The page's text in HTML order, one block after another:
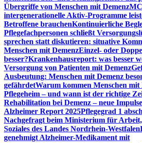
Übergriffe von Menschen mit Demenz
intergenerationelle Aktiv-Programme
Betroffene brauchenKontinuierliche
Pflegefachpersonen schließt
sprechen statt diskutieren: situative
Menschen mit DemenzEinzel- oder
besser?Krankenhausreport: was besser
Versorgung von Patienten mit Demenz
Ausbeutung: Menschen mit Demenz
gefährdetWarum kommen Menschen mit
Pflegeheim – und wann ist der richtige
Rehabilitation bei Demenz – neue
Alzheimer Report 2025Pflegegrad 1
Nachgefragt beim Ministerium für
Soziales des Landes Nordrhein-Westfalen
genehmigt Alzheimer-Medikament mit